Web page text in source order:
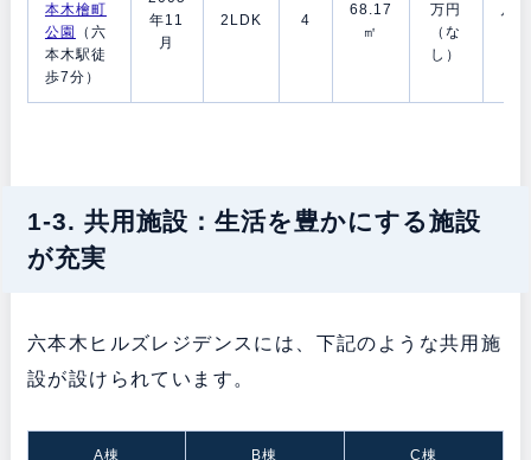
本木檜町
公園
（六
本木駅徒
歩7分）
年11
月
2LDK 4
68.17
㎡
万円
（な
し）
月/1
1-3. 共用施設：生活を豊かにする施設
が充実
六本木ヒルズレジデンスには、下記のような共用施
設が設けられています。
A棟 B棟 C棟